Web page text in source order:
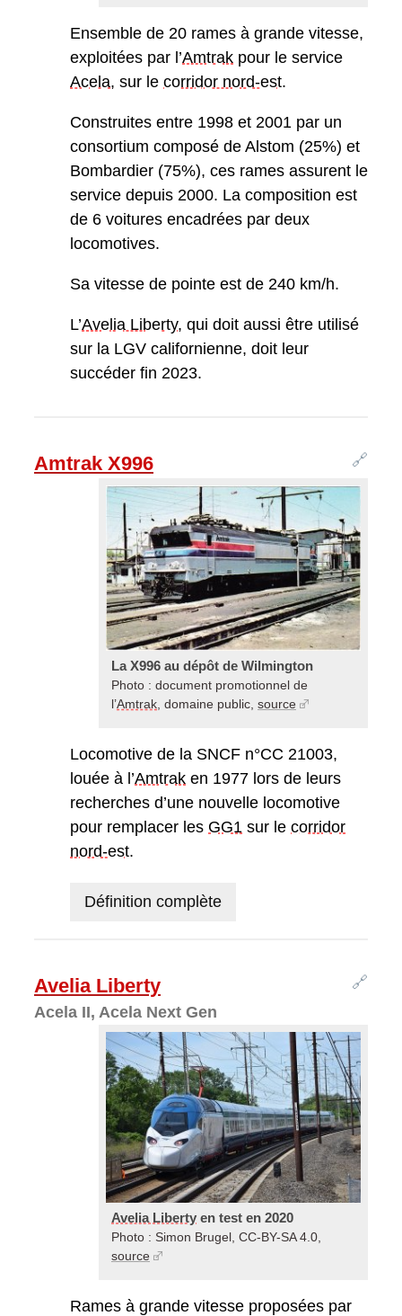
Ensemble de 20 rames à grande vitesse,
exploitées par l’Amtrak pour le service
Acela, sur le corridor nord-est.
Construites entre 1998 et 2001 par un
consortium composé de Alstom (25%) et
Bombardier (75%), ces rames assurent le
service depuis 2000. La composition est
de 6 voitures encadrées par deux
locomotives.
Sa vitesse de pointe est de 240 km/h.
L’Avelia Liberty, qui doit aussi être utilisé
sur la LGV californienne, doit leur
succéder fin 2023.
🔗
Amtrak X996
La X996 au dépôt de Wilmington
Photo : document promotionnel de
l’Amtrak, domaine public, source
Locomotive de la SNCF n°CC 21003,
louée à l’Amtrak en 1977 lors de leurs
recherches d’une nouvelle locomotive
pour remplacer les GG1 sur le corridor
nord-est.
Définition complète
🔗
Avelia Liberty
Acela II, Acela Next Gen
Avelia Liberty en test en 2020
Photo : Simon Brugel, CC-BY-SA 4.0,
source
Rames à grande vitesse proposées par